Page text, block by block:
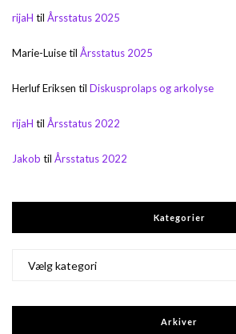
rijaH til Årsstatus 2025
Marie-Luisetil Årsstatus 2025
Herluf Eriksen til Diskusprolaps og arkolyse
rijaH til Årsstatus 2022
Jakob til Årsstatus 2022
Kategorier
Arkiver